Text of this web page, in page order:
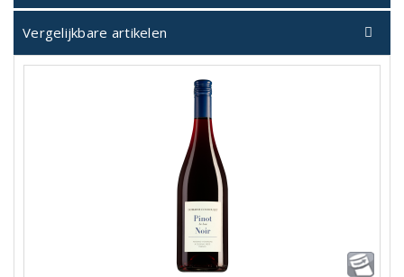
Vergelijkbare artikelen